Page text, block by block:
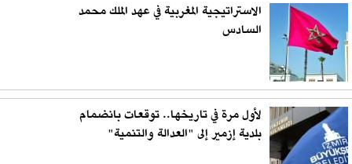
الاستراتيجية المغربية في عهد الملك محمد
السادس
لأول مرة في تاريخها.. توقعات بانضمام
بلدية إزمير إلى "العدالة والتنمية"